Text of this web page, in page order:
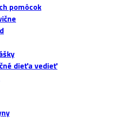
pomôcok
dieťa vedieť